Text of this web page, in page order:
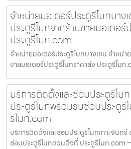
จำหน่ายมอเตอร์ประตูรีโมทบาง
ประตูรีโมทจากร้านขายมอเตอร์
ประตูรีโมท.com
จำหน่ายมอเตอร์ประตูรีโมทบางเขน จำหน่า
ขายมอเตอร์ประตูรีโมทราคาส่ง ประตูรีโม
บริการติดตั้งและซ่อมประตูรีโม
ประตูรีโมทพร้อมรับซ่อมประตู
รีโมท.com
บริการติดตั้งและซ่อมประตูรีโมทเกาะจันท
ซ่อมประตูรีโมทด่วนถึงที่ ประตูรีโมท.com